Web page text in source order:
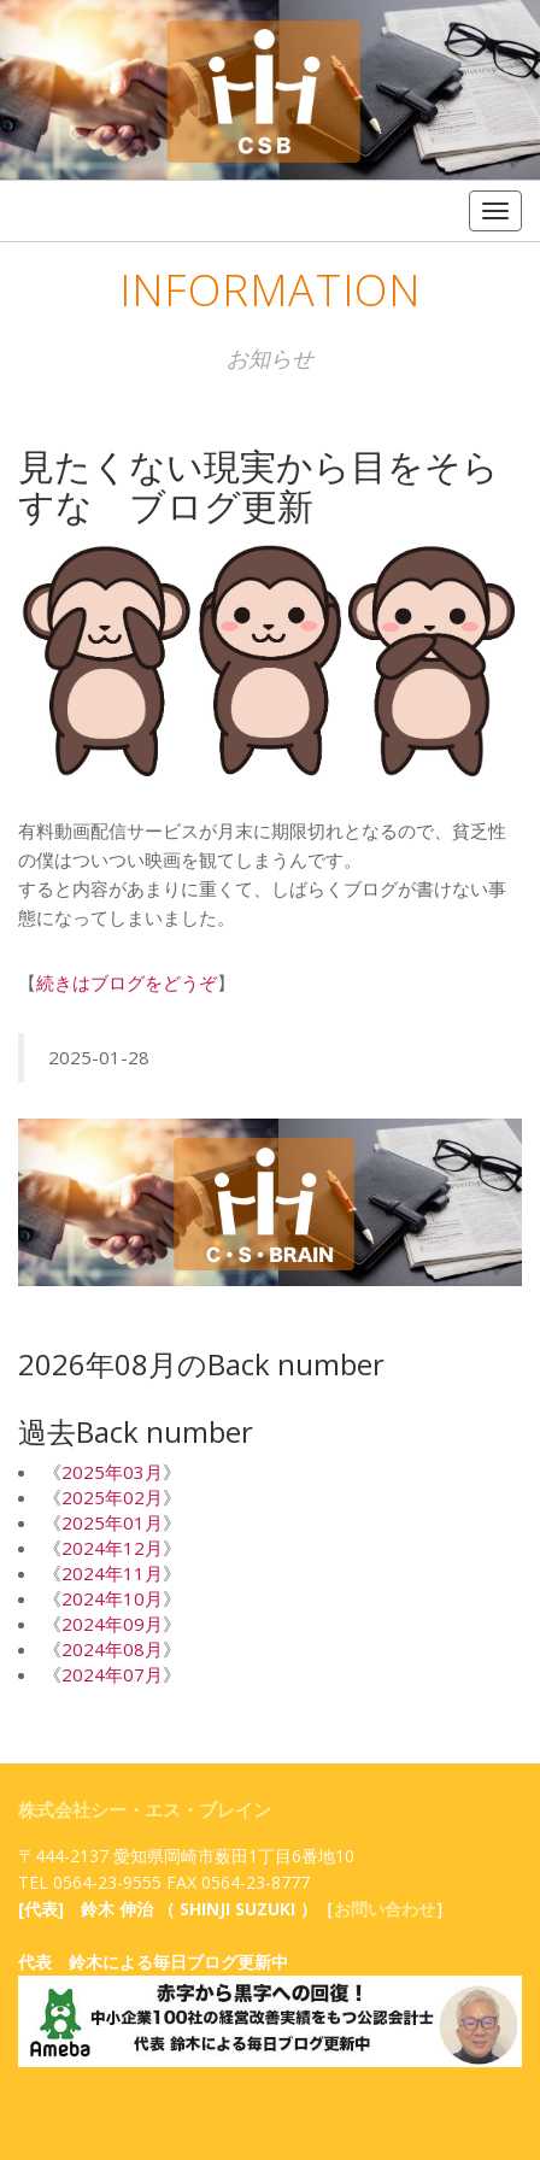
INFORMATION
お知らせ
見たくない現実から目をそら
すな ブログ更新
有料動画配信サービスが月末に期限切れとなるので、貧乏性
の僕はついつい映画を観てしまうんです。
すると内容があまりに重くて、しばらくブログが書けない事
態になってしまいました。
【続きはブログをどうぞ】
2025-01-28
2026年08月のBack number
過去Back number
《2025年03月 》
《2025年02月 》
《2025年01月 》
《2024年12月 》
《2024年11月 》
《2024年10月 》
《2024年09月 》
《2024年08月 》
《2024年07月 》
株式会社シー・エス・ブレイン
〒444-2137 愛知県岡崎市薮田1丁目6番地10
TEL 0564-23-9555 FAX 0564-23-8777
[代表] 鈴木 伸治 （ SHINJI SUZUKI ）［お問い合わせ］
代表 鈴木による毎日ブログ更新中